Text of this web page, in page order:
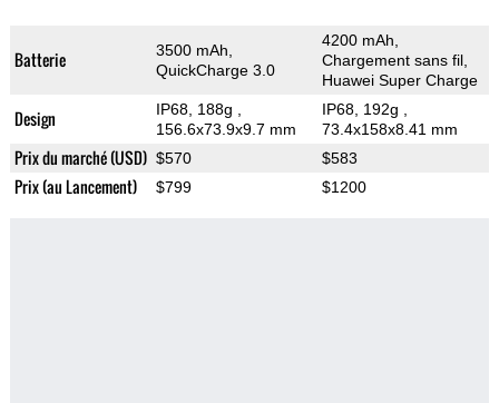
Batterie
3500 mAh,
QuickCharge 3.0
4200 mAh,
Chargement sans fil,
Huawei Super Charge
Design IP68, 188g
156.6x73.9x9.7 mm
IP68, 192g
73.4x158x8.41 mm
Prix du marché (USD) $570 $583
Prix (au Lancement) $799 $1200